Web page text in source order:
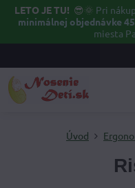
LETO JE TU! 😎🌞 Pri
minimálnej objednávke
miesta
Úvod